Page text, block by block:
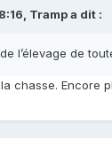
Trampa dit :
l’élevage de
chasse. Encore